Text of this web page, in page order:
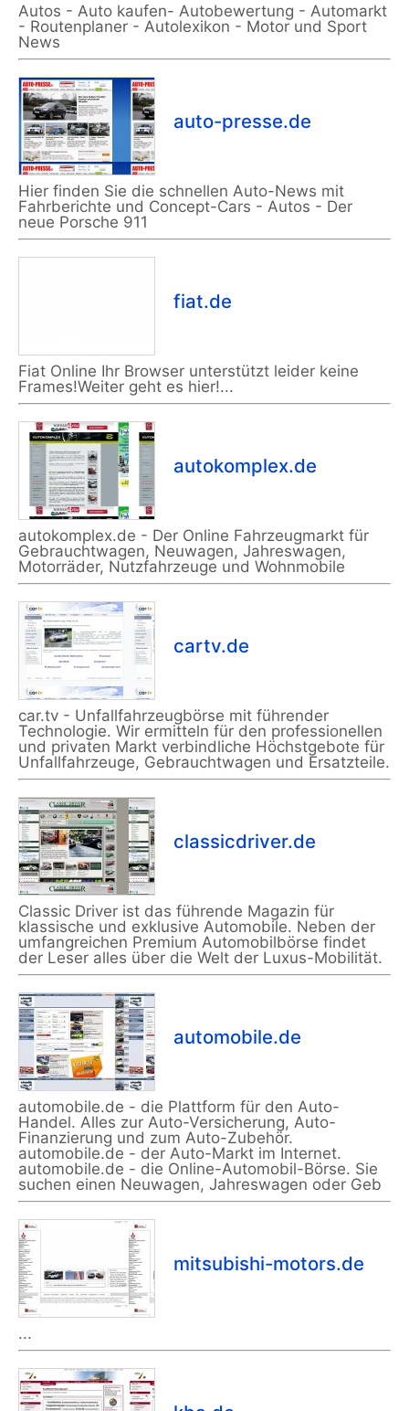
Autos - Auto kaufen- Autobewertung - Automarkt
- Routenplaner - Autolexikon - Motor und Sport
News
auto-presse.de
Hier finden Sie die schnellen Auto-News mit
Fahrberichte und Concept-Cars - Autos - Der
neue Porsche 911
fiat.de
Fiat Online Ihr Browser unterstützt leider keine
Frames!Weiter geht es hier!...
autokomplex.de
autokomplex.de - Der Online Fahrzeugmarkt für
Gebrauchtwagen, Neuwagen, Jahreswagen,
Motorräder, Nutzfahrzeuge und Wohnmobile
cartv.de
car.tv - Unfallfahrzeugbörse mit führender
Technologie. Wir ermitteln für den professionellen
und privaten Markt verbindliche Höchstgebote für
Unfallfahrzeuge, Gebrauchtwagen und Ersatzteile.
classicdriver.de
Classic Driver ist das führende Magazin für
klassische und exklusive Automobile. Neben der
umfangreichen Premium Automobilbörse findet
der Leser alles über die Welt der Luxus-Mobilität.
automobile.de
automobile.de - die Plattform für den Auto-
Handel. Alles zur Auto-Versicherung, Auto-
Finanzierung und zum Auto-Zubehör.
automobile.de - der Auto-Markt im Internet.
automobile.de - die Online-Automobil-Börse. Sie
suchen einen Neuwagen, Jahreswagen oder Geb
mitsubishi-motors.de
...